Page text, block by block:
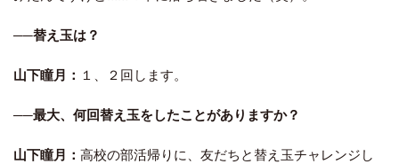
──替え玉は？
山下瞳月： １、２回します。
──最大、何回替え玉をしたことがありますか？
山下瞳月： 高校の部活帰りに、友だちと替え玉チャレンジし